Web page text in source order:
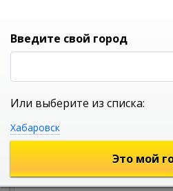
УНИВЕРСАЛЬНЫЙ ИНТЕРНЕТ
Введите свой город
Или выберите из списка:
Хабаровск
Это мой